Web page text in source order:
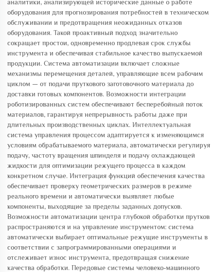
аналитики, анализирующей исторические данные о работе
оборудования для прогнозирования потребностей в техническом
обслуживании и предотвращения неожиданных отказов
оборудования. Такой проактивный подход значительно
сокращает простои, одновременно продлевая срок службы
инструмента и обеспечивая стабильное качество выпускаемой
продукции. Система автоматизации включает сложные
механизмы перемещения деталей, управляющие всем рабочим
циклом — от подачи пруткового заготовочного материала до
доставки готовых компонентов. Возможности интеграции
роботизированных систем обеспечивают бесперебойный поток
материалов, гарантируя непрерывность работы даже при
длительных производственных циклах. Интеллектуальная
система управления процессом адаптируется к изменяющимся
условиям обрабатываемого материала, автоматически регулируя
подачу, частоту вращения шпинделя и подачу охлаждающей
жидкости для оптимизации режущего процесса в каждом
конкретном случае. Интеграция функций обеспечения качества
обеспечивает проверку геометрических размеров в режиме
реального времени и автоматически выявляет любые
компоненты, выходящие за пределы заданных допусков.
Возможности автоматизации центра глубокой обработки прутков
распространяются и на управление инструментом: система
автоматически выбирает оптимальные режущие инструменты в
соответствии с запрограммированными операциями и
отслеживает износ инструмента, предотвращая снижение
качества обработки. Передовые системы человеко-машинного